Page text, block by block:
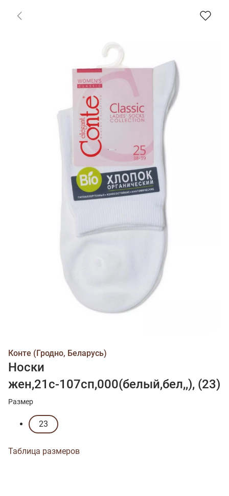
Конте (Гродно, Беларусь)
Носки
жен,21с-107сп,000(белый,бел,,), (23)
Размер
23
Таблица размеров